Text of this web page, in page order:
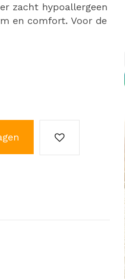
zacht hypoallergeen
en comfort. Voor de